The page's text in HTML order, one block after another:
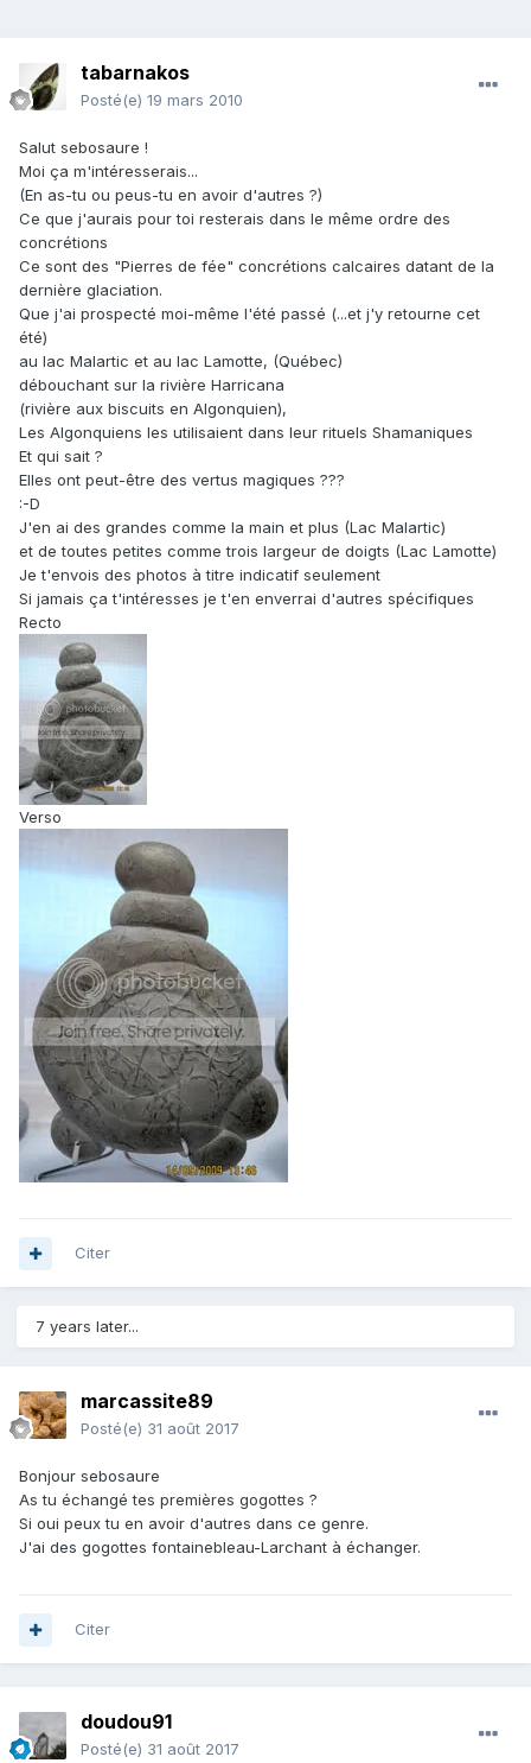
tabarnakos
Posté(e) 19 mars 2010
Salut sebosaure !
Moi ça m'intéresserais...
(En as-tu ou peus-tu en avoir d'autres ?)
Ce que j'aurais pour toi resterais dans le même ordre des
concrétions
Ce sont des "Pierres de fée" concrétions calcaires datant de la
dernière glaciation.
Que j'ai prospecté moi-même l'été passé (...et j'y retourne cet
été)
au lac Malartic et au lac Lamotte, (Québec)
débouchant sur la rivière Harricana
(rivière aux biscuits en Algonquien),
Les Algonquiens les utilisaient dans leur rituels Shamaniques
Et qui sait ?
Elles ont peut-être des vertus magiques ???
:-D
J'en ai des grandes comme la main et plus (Lac Malartic)
et de toutes petites comme trois largeur de doigts (Lac Lamotte)
Je t'envois des photos à titre indicatif seulement
Si jamais ça t'intéresses je t'en enverrai d'autres spécifiques
Recto
Verso
Citer
7 years later...
marcassite89
Posté(e) 31 août 2017
Bonjour sebosaure
As tu échangé tes premières gogottes ?
Si oui peux tu en avoir d'autres dans ce genre.
J'ai des gogottes fontainebleau-Larchant à échanger.
Citer
doudou91
Posté(e) 31 août 2017